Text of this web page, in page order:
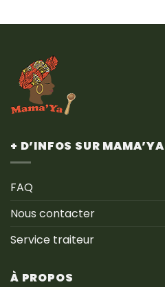
à
+ D’INFOS SUR MAMA’YA
FAQ
Nous contacter
Service traiteur
À PROPOS